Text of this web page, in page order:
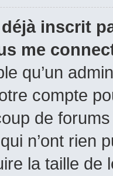
déjà inscrit
me
qu’un
compte
de
n’ont rien
la taille de